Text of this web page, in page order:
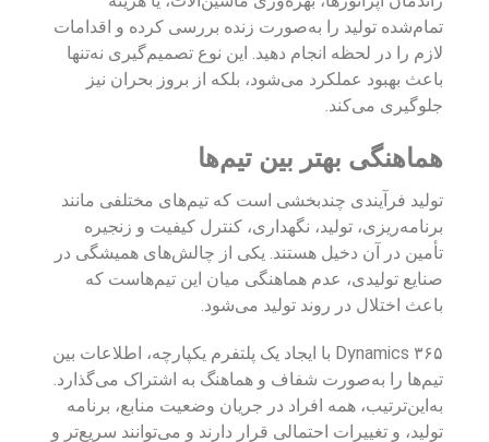
تمام‌شده تولید را به‌صورت زنده بررسی کرده و اقدامات
لازم را در لحظه انجام دهید. این نوع تصمیم‌گیری نه‌تنها
باعث بهبود عملکرد می‌شود، بلکه از بروز بحران نیز
جلوگیری می‌کند.
هماهنگی بهتر بین تیم‌ها
تولید فرآیندی چندبخشی است که تیم‌های مختلفی مانند
برنامه‌ریزی، تولید، نگهداری، کنترل کیفیت و زنجیره
تأمین در آن دخیل هستند. یکی از چالش‌های همیشگی در
صنایع تولیدی، عدم هماهنگی میان این تیم‌هاست که
باعث اختلال در روند تولید می‌شود.
Dynamics ۳۶۵ با ایجاد یک پلتفرم یکپارچه، اطلاعات بین
تیم‌ها را به‌صورت شفاف و هماهنگ به اشتراک می‌گذارد.
به‌این‌ترتیب، همه افراد در جریان وضعیت منابع، برنامه
تولید، و تغییرات احتمالی قرار دارند و می‌توانند سریع‌تر و